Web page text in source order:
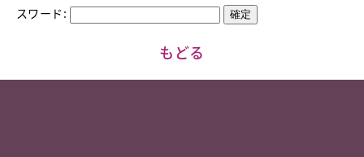
スワード:
もどる